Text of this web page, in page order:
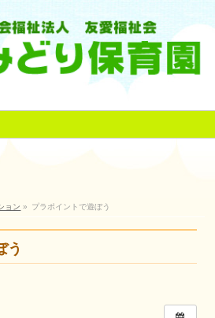
ョン » プラポイントで遊ぼう
う